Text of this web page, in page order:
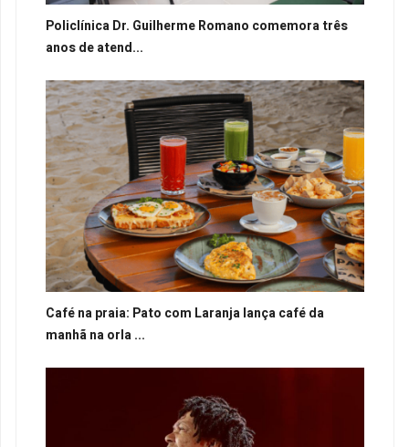
Policlínica Dr. Guilherme Romano comemora três
anos de atend...
Café na praia: Pato com Laranja lança café da
manhã na orla ...